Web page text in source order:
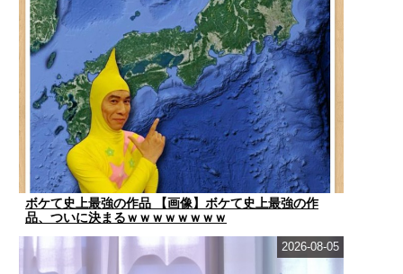
ボケて史上最強の作品 【画像】ボケて史上最強の作
品、ついに決まるｗｗｗｗｗｗｗｗ
2026-08-05